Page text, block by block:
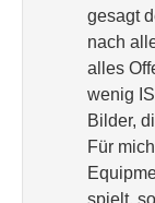
gesagt
nach
alles
wenig
Bilder,
Für
spielt,